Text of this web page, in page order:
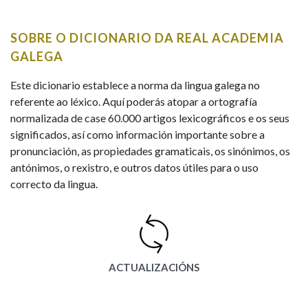
CASA-MUSEO EMILIA PARDO
HISTORIA
PRIMAVERA DAS LETRAS
PORTAL DAS PALABRAS
Comeza por
Remata por
Contén
SOBRE O DICIONARIO DA REAL ACADEMIA
GALEGA
Este dicionario establece a norma da lingua galega no
referente ao léxico. Aquí poderás atopar a ortografía
normalizada de case 60.000 artigos lexicográficos e os seus
significados, así como información importante sobre a
pronunciación, as propiedades gramaticais, os sinónimos, os
antónimos, o rexistro, e outros datos útiles para o uso
correcto da lingua.
ACTUALIZACIÓNS